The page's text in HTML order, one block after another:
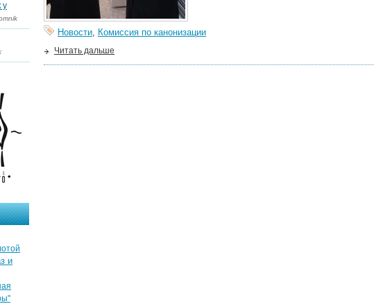
Новости, Комиссия по канонизации
Читать дальше
у
и